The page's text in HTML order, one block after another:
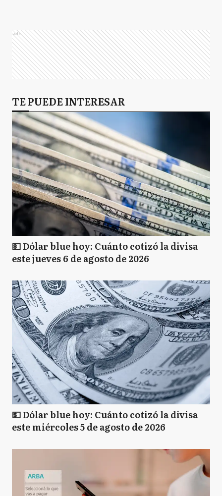
Ads
TE PUEDE INTERESAR
💵 Dólar blue hoy: Cuánto cotizó la divisa
este jueves 6 de agosto de 2026
💵 Dólar blue hoy: Cuánto cotizó la divisa
este miércoles 5 de agosto de 2026